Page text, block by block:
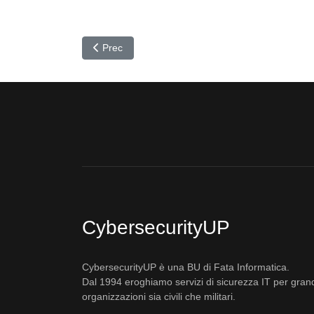
Articolo precedente: Nuovo Malware BC: La
Prec
CybersecurityUP
CybersecurityUP è una BU di Fata Informatica.
Dal 1994 eroghiamo servizi di sicurezza IT per
organizzazioni sia civili che militari.